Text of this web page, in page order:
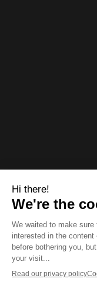
A Propos
Rejoignez-nous !
5, rue Feydeau
The European
Detection and